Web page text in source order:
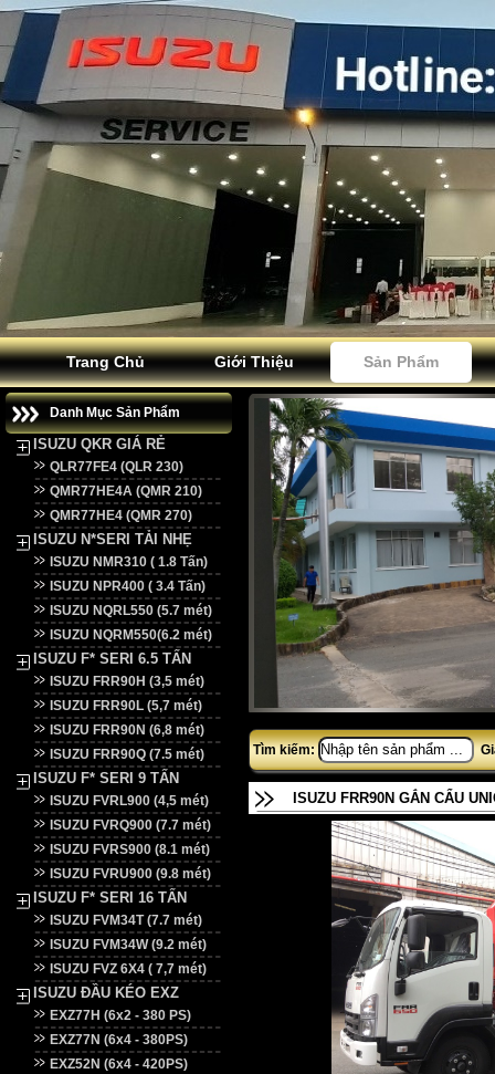
Trang Chủ Giới Thiệu Sản Phẩm
Danh Mục Sản Phẩm
ISUZU QKR GIÁ RẺ
QLR77FE4 (QLR 230)
QMR77HE4A (QMR 210)
QMR77HE4 (QMR 270)
ISUZU N*SERI TẢI NHẸ
ISUZU NMR310 ( 1.8 Tấn)
ISUZU NPR400 ( 3.4 Tấn)
ISUZU NQRL550 (5.7 mét)
ISUZU NQRM550(6.2 mét)
ISUZU F* SERI 6.5 TẤN
ISUZU FRR90H (3,5 mét)
ISUZU FRR90L (5,7 mét)
ISUZU FRR90N (6,8 mét)
ISUZU FRR90Q (7.5 mét)
ISUZU F* SERI 9 TẤN
ISUZU FVRL900 (4,5 mét)
ISUZU FVRQ900 (7.7 mét)
ISUZU FVRS900 (8.1 mét)
ISUZU FVRU900 (9.8 mét)
ISUZU F* SERI 16 TẤN
ISUZU FVM34T (7.7 mét)
ISUZU FVM34W (9.2 mét)
ISUZU FVZ 6X4 ( 7,7 mét)
ISUZU ĐẦU KÉO EXZ
EXZ77H (6x2 - 380 PS)
EXZ77N (6x4 - 380PS)
EXZ52N (6x4 - 420PS)
Tìm kiếm:
ISUZU FRR90N GẮN CẨU